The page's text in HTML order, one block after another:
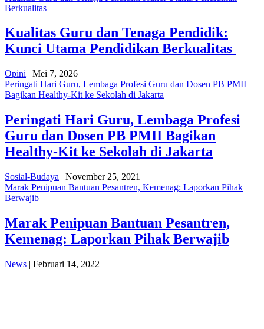
Berkualitas
Kualitas Guru dan Tenaga Pendidik:
Kunci Utama Pendidikan Berkualitas
Opini | Mei 7, 2026
Peringati Hari Guru, Lembaga Profesi Guru dan Dosen PB PMII
Bagikan Healthy-Kit ke Sekolah di Jakarta
Peringati Hari Guru, Lembaga Profesi
Guru dan Dosen PB PMII Bagikan
Healthy-Kit ke Sekolah di Jakarta
Sosial-Budaya | November 25, 2021
Marak Penipuan Bantuan Pesantren, Kemenag: Laporkan Pihak
Berwajib
Marak Penipuan Bantuan Pesantren,
Kemenag: Laporkan Pihak Berwajib
News | Februari 14, 2022